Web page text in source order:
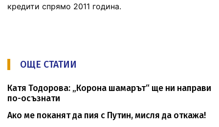
кредити спрямо 2011 година.
ОЩЕ СТАТИИ
Катя Тодорова: „Корона шамарът“ ще ни направи
по-осъзнати
Ако ме поканят да пия с Путин, мисля да откажа!